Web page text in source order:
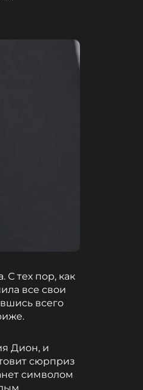
С тех пор, как
все свои
всего
Дион, и
сюрприз
символом